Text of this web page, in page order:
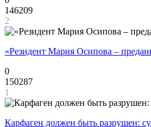
146209
2
«Резидент Мария Осипова –
0
150287
1
Карфаген должен быть разрушен: